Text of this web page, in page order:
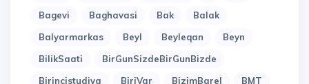
Bagevi
Baghavasi Bak
Balak
Balyarmarkas
Beyl Beyleqan
Beyn
BilikSaati
BirGunSizdeBirGunBizde
Birincistudiya
BiriVar BizimBarel BMT